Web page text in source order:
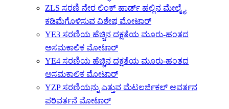
ZLS ಸರಣಿ ನೇರ ಲಿಂಕ್ ಹಾರ್ಡ್ ಹಲ್ಲಿನ ಮೇಲ್ಮೈ
ಕಡಿಮೆಗೊಳಿಸುವ ವಿಶೇಷ ಮೋಟಾರ್
YE3 ಸರಣಿಯ ಹೆಚ್ಚಿನ ದಕ್ಷತೆಯ ಮೂರು-ಹಂತದ
ಅಸಮಕಾಲಿಕ ಮೋಟಾರ್
YE4 ಸರಣಿಯ ಹೆಚ್ಚಿನ ದಕ್ಷತೆಯ ಮೂರು-ಹಂತದ
ಅಸಮಕಾಲಿಕ ಮೋಟಾರ್
YZP ಸರಣಿಯನ್ನು ಎತ್ತುವ ಮೆಟಲರ್ಜಿಕಲ್ ಆವರ್ತನ
ಪರಿವರ್ತನೆ ಮೋಟಾರ್